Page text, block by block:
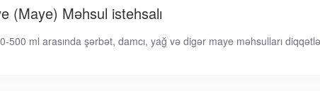
(Maye) Məhsul istehsalı
ml arasında şərbət, damcı, yağ və digər maye məhsulları